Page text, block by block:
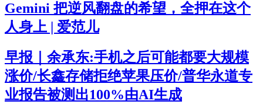
Gemini 把逆风翻盘的希望，全押在这个
人身上 | 爱范儿
早报｜余承东:手机之后可能都要大规模
涨价/长鑫存储拒绝苹果压价/普华永道专
业报告被测出100%由AI生成